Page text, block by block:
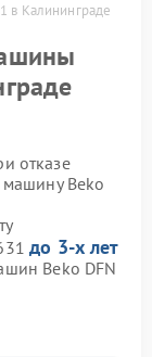
в Калининграде
отказе
Beko
до 3-х лет
Beko DFN